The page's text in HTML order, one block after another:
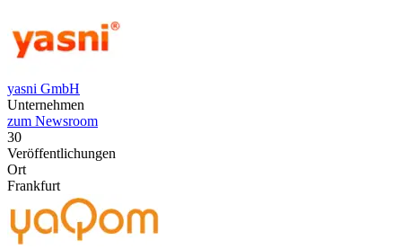
yasni GmbH
Unternehmen
zum Newsroom
30
Veröffentlichungen
Ort
Frankfurt